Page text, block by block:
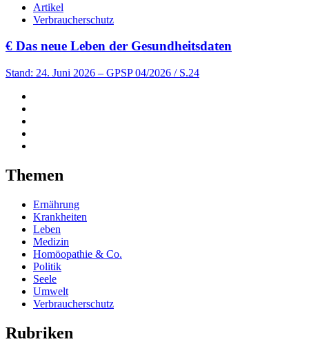
Artikel
Verbraucherschutz
€ Das neue Leben der Gesundheitsdaten
Stand: 24. Juni 2026 – GPSP 04/2026 / S.24
Themen
Ernährung
Krankheiten
Leben
Medizin
Homöopathie & Co.
Politik
Seele
Umwelt
Verbraucherschutz
Rubriken